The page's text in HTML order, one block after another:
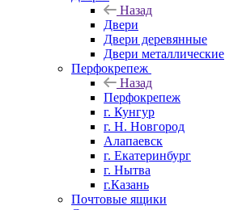
Назад
Двери
Двери деревянные
Двери металлические
Перфокрепеж
Назад
Перфокрепеж
г. Кунгур
г. Н. Новгород
Алапаевск
г. Екатеринбург
г. Нытва
г.Казань
Почтовые ящики